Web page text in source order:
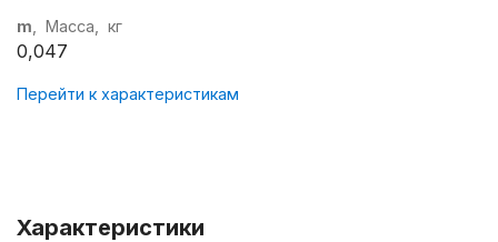
m , Масса, кг
0,047
Перейти к характеристикам
Характеристики